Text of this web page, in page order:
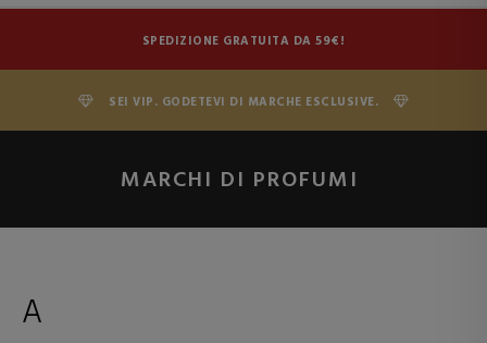
SPEDIZIONE GRATUITA DA 59€!
SEI VIP. GODETEVI DI MARCHE ESCLUSIVE.
MARCHI DI PROFUMI
A